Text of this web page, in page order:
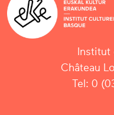
Institut
Château
Tel: 0